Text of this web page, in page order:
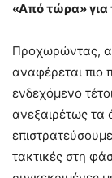
«Από τώρα» για
Προχωρώντας,
αναφέρεται πιο
ενδεχόμενο
ανεξαιρέτως
τακτικές στη